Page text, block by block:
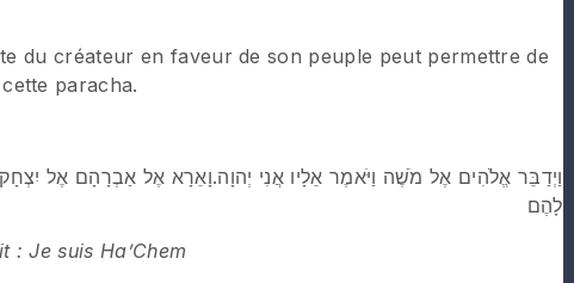
du créateur en faveur de son peuple peut permettre de
paracha.
וַיְדַבֵּר אֱלֹהִים אֶל מֹשֶׁה וַיֹּאמֶר אֵלָיו אֲנִי יְהוָה.וָאֵרָא אֶל אַבְרָהָם אֶל
לָהֶם
: Je suis Ha’Chem